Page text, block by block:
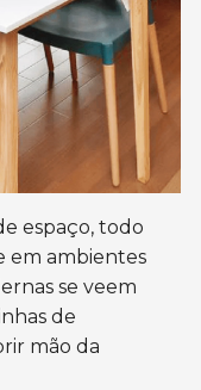
espaço, todo
em ambientes
se veem
de
mão da